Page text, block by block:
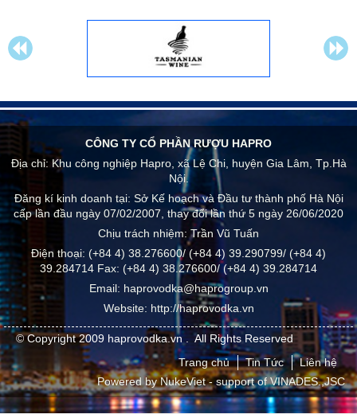
CÔNG TY CỔ PHẦN RƯỢU HAPRO
Địa chỉ:Khu công nghiệp Hapro, xã Lệ Chi, huyện Gia Lâm, Tp.Hà
Nội.
Đăng kí kinh doanh tại: Sở Kế hoạch và Đầu tư thành phố Hà Nội
cấp lần đầu ngày 07/02/2007, thay đổi lần thứ 5 ngày 26/06/2020
Chịu trách nhiệm:Trần Vũ Tuấn
Điện thoại: (+84 4) 38.276600/ (+84 4) 39.290799/ (+84 4)
39.284714 Fax: (+84 4) 38.276600/ (+84 4) 39.284714
Email: haprovodka@haprogroup.vn
Website: http://haprovodka.vn
© Copyright 2009 haprovodka.vn .All Rights Reserved
Trang chủ
Tin Tức
Liên hệ
Powered byNukeViet- support ofVINADES.,JSC